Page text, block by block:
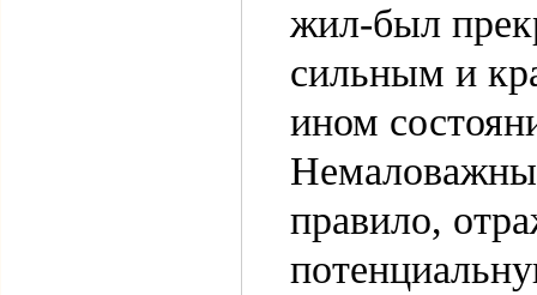
жил-был
сильным и
ином
правило,